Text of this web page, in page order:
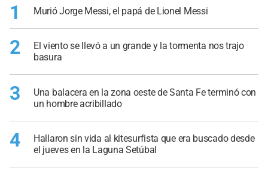
1 Murió Jorge Messi, el papá de Lionel Messi
2
El viento se llevó a un grande y la tormenta nos trajo
basura
3
Una balacera en la zona oeste de Santa Fe terminó con
un hombre acribillado
4
Hallaron sin vida al kitesurfista que era buscado desde
el jueves en la Laguna Setúbal